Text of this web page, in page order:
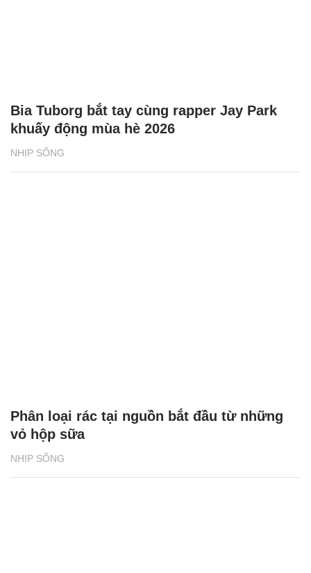
NHỊP SỐNG
Bia Tuborg bắt tay cùng rapper Jay Park
khuấy động mùa hè 2026
NHỊP SỐNG
Phân loại rác tại nguồn bắt đầu từ những
vỏ hộp sữa